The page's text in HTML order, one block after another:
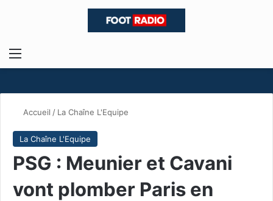
Menu
Accueil / La Chaîne L'Equipe
La Chaîne L'Equipe
PSG : Meunier et Cavani
vont plomber Paris en